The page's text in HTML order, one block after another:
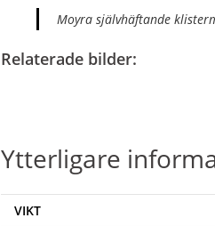
Moyra självhäftande
Relaterade bilder:
Ytterligare
VIKT